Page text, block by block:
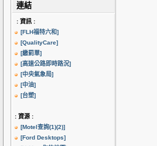
連結
: 資訊 :
[FLH福特六和]
[QualityCare]
[繳罰單]
[高速公路即時路況]
[中央氣象局]
[中油]
[台塑]
: 資源 :
[Motel查詢(1)(2)]
[Ford Desktops]